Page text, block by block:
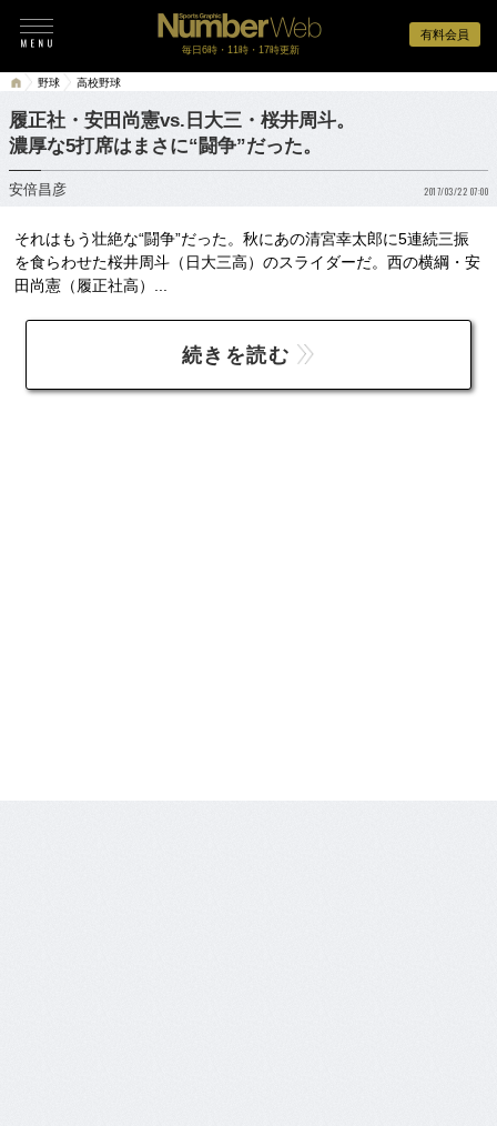
有料会員
毎日6時・11時・17時更新
野球 高校野球
履正社・安田尚憲vs.日大三・桜井周斗。
濃厚な5打席はまさに“闘争”だった。
安倍昌彦 2017/03/22 07:00
それはもう壮絶な“闘争”だった。秋にあの清宮幸太郎に5連続三振
を食らわせた桜井周斗（日大三高）のスライダーだ。西の横綱・安
田尚憲（履正社高）...
続きを読む